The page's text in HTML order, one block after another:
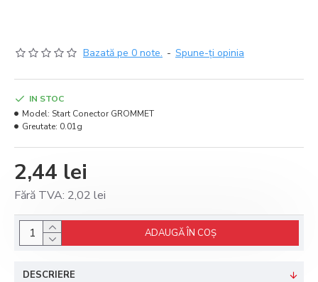
Bazată pe 0 note. - Spune-ţi opinia
2,44 lei
Fără TVA: 2,02 lei
IN STOC
Model: Start Conector GROMMET
Greutate: 0.01g
ADAUGĂ ÎN COŞ
DESCRIERE